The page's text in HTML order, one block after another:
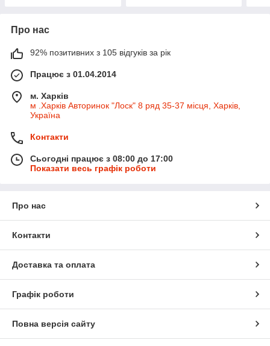
Про нас
92% позитивних з 105 відгуків за рік
Працює з 01.04.2014
м. Харків
м .Харків Авторинок "Лоск" 8 ряд 35-37 місця, Харків,
Україна
Контакти
Сьогодні працює з 08:00 до 17:00
Показати весь графік роботи
Про нас
Контакти
Доставка та оплата
Графік роботи
Повна версія сайту